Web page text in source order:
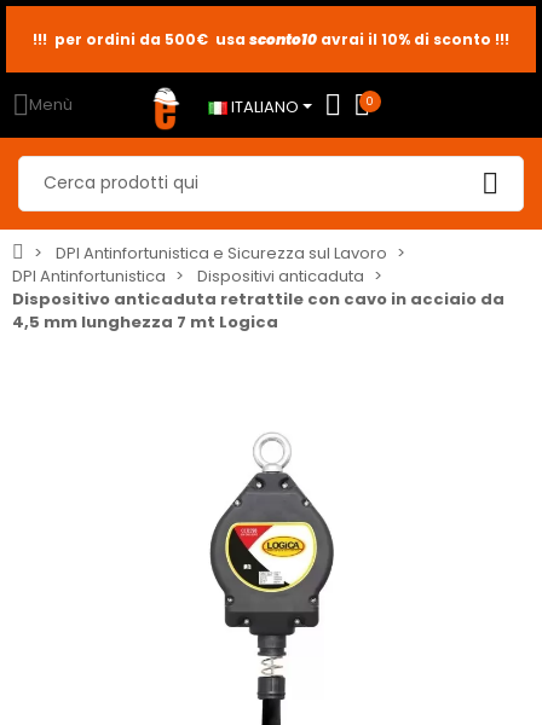
sconto2
sconto5
!!! per ordini da 500€ usa sconto10 avrai il 10% di sconto !!!
Menù ITALIANO 0
DPI Antinfortunistica e Sicurezza sul Lavoro
DPI Antinfortunistica
Dispositivi anticaduta
Dispositivo anticaduta retrattile con cavo in acciaio da
4,5 mm lunghezza 7 mt Logica